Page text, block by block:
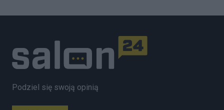
Podziel się swoją opinią